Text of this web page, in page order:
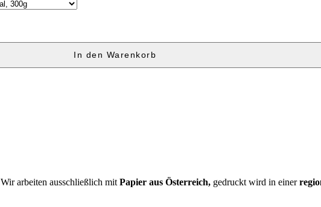
In den Warenkorb
Wir arbeiten ausschließlich mit Papier aus Österreich, gedruckt wird in einer